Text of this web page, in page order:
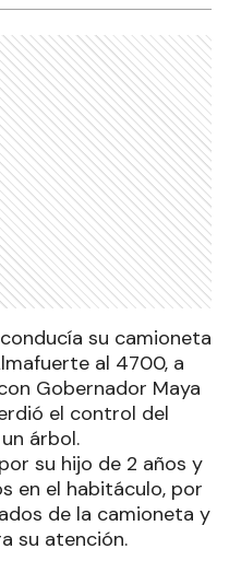
su camioneta
al 4700, a
Gobernador Maya
el control del
árbol.
su hijo de 2 años y
en el habitáculo, por
de la camioneta y
su atención.